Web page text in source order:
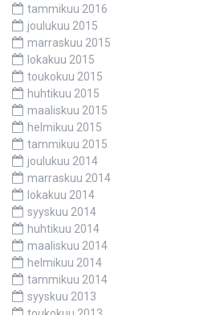
tammikuu 2016
joulukuu 2015
marraskuu 2015
lokakuu 2015
toukokuu 2015
huhtikuu 2015
maaliskuu 2015
helmikuu 2015
tammikuu 2015
joulukuu 2014
marraskuu 2014
lokakuu 2014
syyskuu 2014
huhtikuu 2014
maaliskuu 2014
helmikuu 2014
tammikuu 2014
syyskuu 2013